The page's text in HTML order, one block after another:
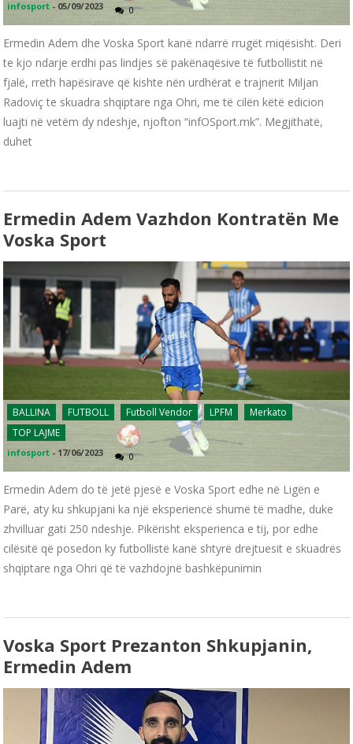
infosport - 05/09/2023 0
Ermedin Adem dhe Voska Sport kanë ndarrë rrugët miqësisht. Deri
te kjo ndarje erdhi pas lindjes së pakënaqësive të futbollistit në
fjalë, rreth hapësirave që kishte nën urdhërat e trajnerit Miljan
Radoviç te skuadra shqiptare nga Ohri, me të cilën këtë edicion
luajti në vetëm dy ndeshje, njofton “infOSport.mk”. Megjithatë,
duhet
Ermedin Adem Vazhdon Kontratën Me
Voska Sport
BALLINA FUTBOLL Futboll Vendor LPFM
Merkato
TOP LAJME
infosport - 17/06/2023 0
Ermedin Adem do të jetë pjesë e Voska Sport edhe në Ligën e
Parë, aty ku shkupjani ka një eksperiencë shumë të madhe, duke
zhvilluar gati 250 ndeshje. Pikërisht eksperienca e tij, por edhe
cilësitë që posedon ky futbollistë kanë shtyrë drejtuesit e skuadrës
shqiptare nga Ohri që të vazhdojnë bashkëpunimin
Voska Sport Prezanton Shkupjanin,
Ermedin Adem